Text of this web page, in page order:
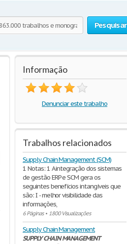
Pesquisar
Informação
Denunciar este trabalho
Trabalhos relacionados
Supply Chain Management (SCM)
1 Notas: 1 A integração dos sistemas
de gestão ERP e SCM gera os
seguintes benefícios intangíveis que
são: I - melhor visibilidade das
informações,
6 Páginas• 1800 Visualizações
Supply Chain Management
SUPPLYCHAINMANAGEMENT